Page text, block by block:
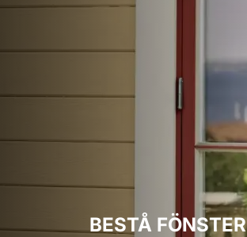
BESTÅ FÖNSTER